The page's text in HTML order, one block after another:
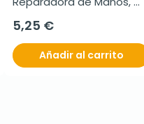
5,25 €
Añadir al carrito